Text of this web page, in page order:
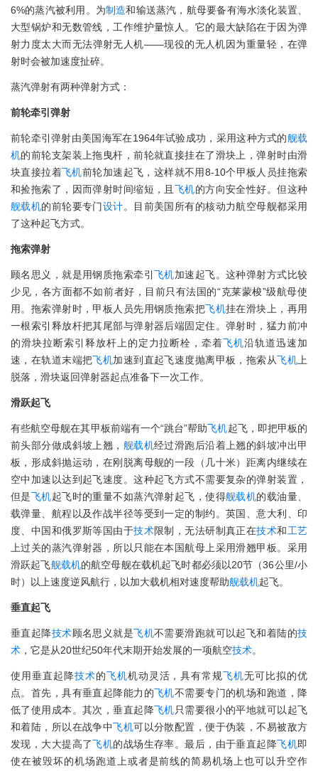
6%的蒸汽被利用。为制造和输送蒸汽，航母要备有海水淡化装置、
大型锅炉和无数管线，工作维护量惊人。它的最大缺陷在于因为弹
射力度太大而无法弹射无人机——现役的无人机因为重量轻，在弹
射时会被加速度扯碎。
蒸汽弹射有两种弹射方式：
前轮牵引弹射
前轮牵引弹射由美国海军在1964年试验成功，采用这种方式的舰载
机的前轮支架装上拖曳杆，前轮就直接挂在了滑块上，弹射时由滑
块直接拉着飞机前轮加速起飞，这样就不用8-10个甲板人员挂拖索
和捡拖索了，因而弹射时间缩短，且 飞机的方向安全性好。但这种
舰载机的前轮要专门设计。目前美国所有的核动力航空母舰都采用
了这种起飞方式。
拖索弹射
顾名思义，就是用钢质拖索牵引 飞机加速起飞。这种弹射方式比较
少见，各方面都不如前者好，目前只有法国的“克莱蒙梭”级航母使
用。拖索弹射时，甲板人员先用钢质拖索把飞机挂在滑块上，再用
一根索引释放杆把其尾部与弹射器后端固定住。弹射时，猛力前冲
的滑块拉断索引释放杆上的定力拉断栓，牵着飞机沿轨道迅速加
速，在轨道末端把飞机加速到直起飞速度抛离甲板，拖索从飞机 上
脱落，滑块返回弹射器起点准备下一次工作。
滑跃起飞
有些航空母舰在其甲板前端有一个“跳台”帮助飞机起飞，即把甲板的
前头部分做成斜坡上翘， 舰载机经过滑跑后沿着上翘的斜坡冲出甲
板，形成斜抛运动，在刚脱离母舰的一段（几十米）距离内继续在
空中加速以达到起飞速度。这种起飞方式不需要复杂的弹射装置，
但是飞机起飞时的重量不如蒸汽弹射起飞，使得舰载机的载油量、
载弹量、航程以及作战半径等受到一定的制约。英国、意大利、印
度、中国和俄罗斯等国由于技术限制，无法研制真正在技术和工艺
上过关的蒸汽弹射器，所以只能在本国航母上采用滑翘甲板。采用
滑跃起飞舰载机的航空母舰在载机起飞时都必须以20节（36公里/小
时）以上速度逆风航行，以加大载机相对速度帮助舰载机起飞。
垂直起飞
垂直起降技术顾名思义就是飞机不需要滑跑就可以起飞和着陆的技
术 ，它是从20世纪50年代末期开始发展的一项航空技术。
使用垂直起降技术的飞机机动灵活，具有常规飞机无可比拟的优
点。首先，具有垂直起降能力的飞机不需要专门的机场和跑道，降
低了使用成本。其次，垂直起降飞机只需要很小的平地就可以起飞
和着陆，所以在战争中飞机可以分散配置，便于伪装，不易被敌方
发现，大大提高了飞机的战场生存率。最后，由于垂直起降飞机即
使在被毁坏的机场跑道上或者是前线的简易机场上也可以升空作